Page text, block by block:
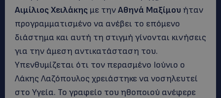
Αιμίλιος Χειλάκης με τηνΑθηνά Μαξίμου ήταν
προγραμματισμένο να ανέβει το επόμενο
διάστημα και αυτή τη στιγμή γίνονται κινήσεις
για την άμεση αντικατάσταση του.
Υπενθυμίζεται ότι τον περασμένο Ιούνιο ο
Λάκης Λαζόπουλος χρειάστηκε να νοσηλευτεί
στο Υγεία. Το γραφείο του ηθοποιού ανέφερε